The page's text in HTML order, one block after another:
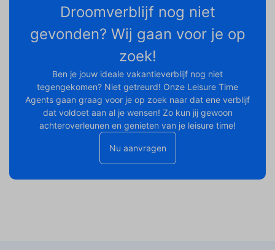
Droomverblijf nog niet
gevonden? Wij gaan voor je op
zoek!
Ben je jouw ideale vakantieverblijf nog niet
tegengekomen? Niet getreurd! Onze Leisure Time
Agents gaan graag voor je op zoek naar dat ene verblijf
dat voldoet aan al je wensen! Zo kun jij gewoon
achteroverleunen en genieten van je leisure time!
Nu aanvragen